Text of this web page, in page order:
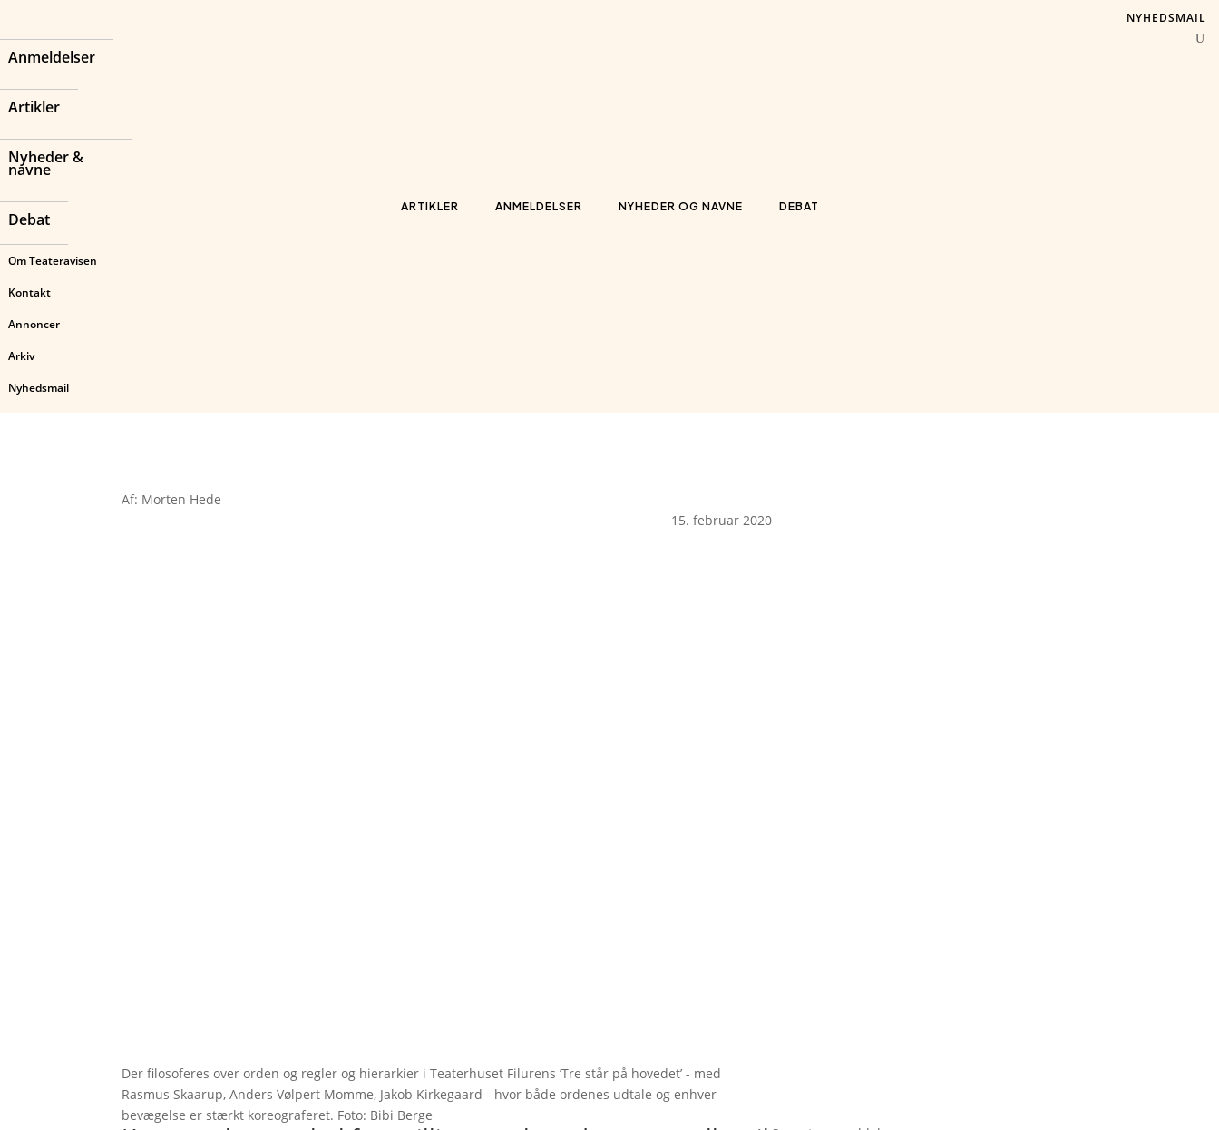
Anmeldelser
Artikler
Nyheder &
navne
Debat
Om Teateravisen
Kontakt
Annoncer
Arkiv
Nyhedsmail
ARTIKLER ANMELDELSER NYHEDER OG NAVNE DEBAT
NYHEDSMAIL
Af: Morten Hede
15. februar 2020
Der filosoferes over orden og regler og hierarkier i Teaterhuset Filurens ’Tre står på hovedet’ - med
Rasmus Skaarup, Anders Vølpert Momme, Jakob Kirkegaard - hvor både ordenes udtale og enhver
bevægelse er stærkt koreograferet. Foto: Bibi Berge